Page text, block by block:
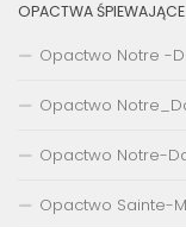
OPACTWA
Opactwo Notre -
Opactwo
Opactwo Notre-
Opactwo Sainte-